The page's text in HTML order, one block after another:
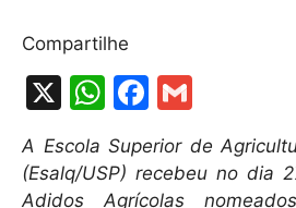
Compartilhe
X
W
h
at
s
F
a
c
e
m
ai
A Escola Superior de
(Esalq/USP) recebeu no dia
Adidos Agrícolas